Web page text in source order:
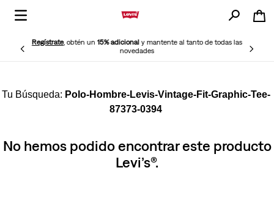
Regístrate, obtén un15% adicionaly mantente al tanto de todas las
novedades
Polo-Hombre-Levis-Vintage-Fit-Graphic-Tee-
87373-0394
No hemos podido encontrar este producto
Levi’s®.